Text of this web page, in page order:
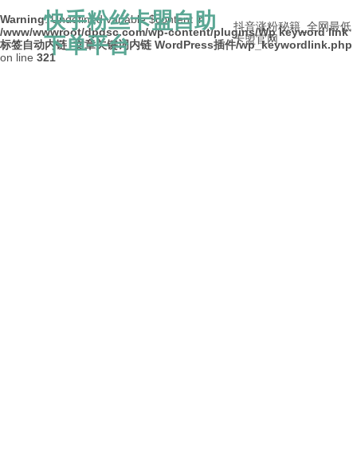
Warning: Undefined variable $content in
/www/wwwroot/dpdsc.com/wp-content/plugins/Wp keyword link
标签自动内链_文章关键词内链 WordPress插件/wp_keywordlink.php
on line 321
快手粉丝卡盟自助
下单平台
抖音涨粉秘籍_全网最低
卡盟官网